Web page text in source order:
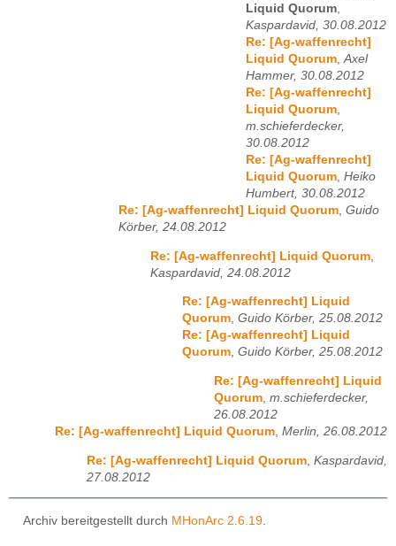
Liquid Quorum,
Kaspardavid, 30.08.2012
Re: [Ag-waffenrecht]
Liquid Quorum,Axel
Hammer, 30.08.2012
Re: [Ag-waffenrecht]
Liquid Quorum,
m.schieferdecker,
30.08.2012
Re: [Ag-waffenrecht]
Liquid Quorum, Heiko
Humbert, 30.08.2012
Re: [Ag-waffenrecht] Liquid Quorum, Guido
Körber, 24.08.2012
Re: [Ag-waffenrecht] Liquid Quorum
Kaspardavid, 24.08.2012
Re: [Ag-waffenrecht] Liquid
Quorum, Guido Körber, 25.08.2012
Re: [Ag-waffenrecht] Liquid
Quorum, Guido Körber, 25.08.2012
Re: [Ag-waffenrecht] Liquid
Quorum m.schieferdecker,
26.08.2012
Re: [Ag-waffenrecht] Liquid Quorum Merlin, 26.08.2012
Re: [Ag-waffenrecht] Liquid Quorum Kaspardavid,
27.08.2012
Archiv bereitgestellt durch MHonArc 2.6.19